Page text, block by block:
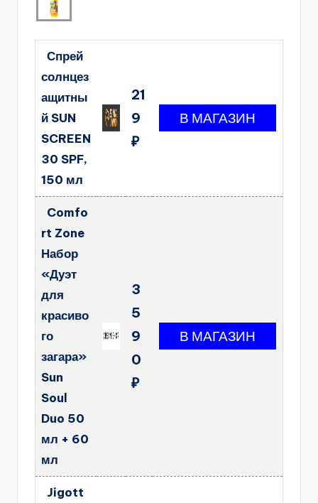
Спрей
солнцез
ащитны
й SUN
SCREEN
30 SPF,
150 мл
21
9
₽
Comfo
rt Zone
Набор
«Дуэт
для
красиво
го
загара»
Sun
Soul
Duo 50
мл + 60
мл
3
5
9
0
₽
Jigott